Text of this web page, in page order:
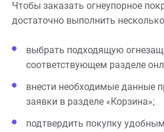
Чтобы заказать огнеупорное
достаточно выполнить
выбрать подходящую
соответствующем разделе
внести необходимые данные
заявки в разделе «Корзина»;
подтвердить покупку